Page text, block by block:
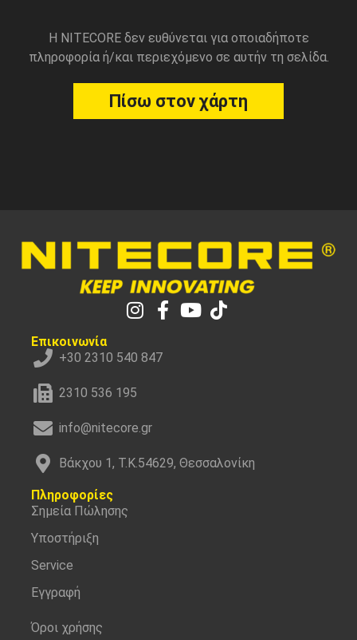
Η NITECORE δεν ευθύνεται για οποιαδήποτε
πληροφορία ή/και περιεχόμενο σε αυτήν τη σελίδα.
Πίσω στον χάρτη
Επικοινωνία
+30 2310 540 847
2310 536 195
info@nitecore.gr
Βάκχου 1, Τ.Κ.54629, Θεσσαλονίκη
Πληροφορίες
Σημεία Πώλησης
Υποστήριξη
Service
Εγγραφή
Όροι χρήσης